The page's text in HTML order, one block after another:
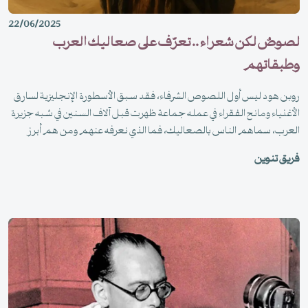
22/06/2025
لصوصٌ لكن شعراء .. تعرّف على صعاليك العرب
وطبقاتهم
روبن هود ليس أول اللصوص الشرفاء، فقد سبق الأسطورة الإنجليزية لسارق
الأغنياء ومانح الفقراء في عمله جماعة ظهرت قبل آلاف السنين في شبه جزيرة
العرب، سماهم الناس بالصعاليك، فما الذي نعرفه عنهم ومن هم أبرز
فريق تنوين